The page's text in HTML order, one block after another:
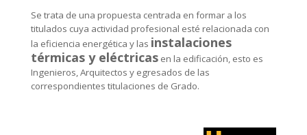
Se trata de una propuesta centrada en formar a los
titulados cuya actividad profesional esté relacionada con
la eficiencia energética y las instalaciones
térmicas y eléctricasen la edificación, esto es
Ingenieros, Arquitectos y egresados de las
correspondientes titulaciones de Grado.